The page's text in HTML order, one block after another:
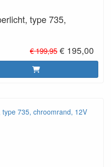
type 735,
€ 199,95 € 195,00